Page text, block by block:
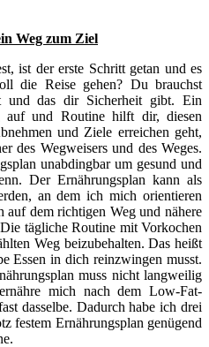
Weg zum Ziel
ist der erste Schritt getan und es
die Reise gehen? Du brauchst
und das dir Sicherheit gibt. Ein
auf und Routine hilft dir, diesen
und Ziele erreichen geht,
des Wegweisers und des Weges.
unabdingbar um gesund und
Der Ernährungsplan kann als
an dem ich mich orientieren
dem richtigen Weg und nähere
tägliche Routine mit Vorkochen
Weg beizubehalten. Das heißt
Essen in dich reinzwingen musst.
muss nicht langweilig
mich nach dem Low-Fat-
dasselbe. Dadurch habe ich drei
festem Ernährungsplan genügend